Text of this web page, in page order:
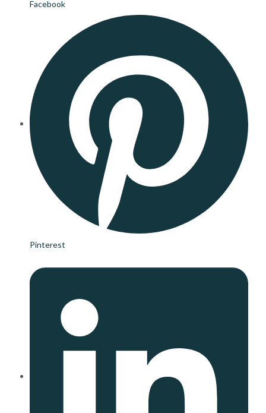
Facebook
Pinterest